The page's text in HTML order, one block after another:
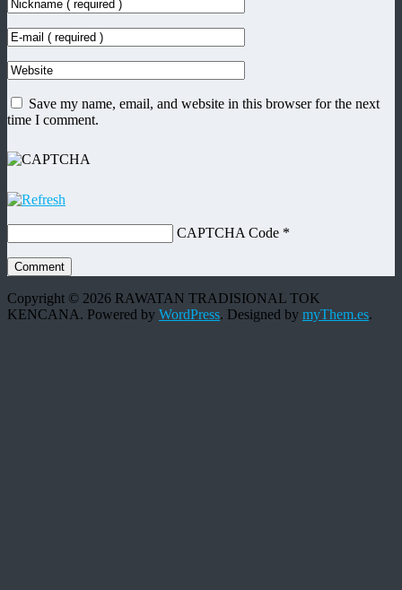
Save my name, email, and website in this browser for the next
time I comment.
CAPTCHA Code *
Copyright © 2026 RAWATAN TRADISIONAL TOK
KENCANA. Powered by WordPress. Designed by myThem.es.